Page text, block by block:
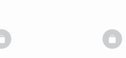
BASKETFULL